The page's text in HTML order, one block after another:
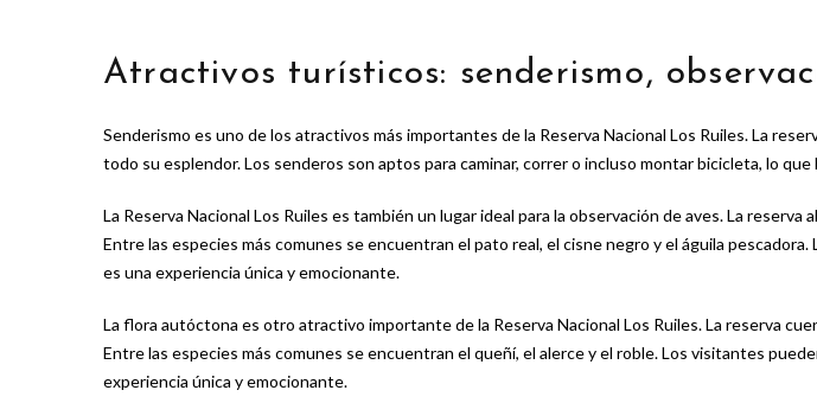
Atractivos turísticos: senderismo,
Senderismo es uno de los atractivos más importantes de la Reserva Nacional Los Ruiles. La
todo su esplendor. Los senderos son aptos para caminar, correr o incluso montar bicicleta, lo
La Reserva Nacional Los Ruiles es también un lugar ideal para la observación de aves. La
Entre las especies más comunes se encuentran el pato real, el cisne negro y el águila
es una experiencia única y emocionante.
La flora autóctona es otro atractivo importante de la Reserva Nacional Los Ruiles. La reserva
Entre las especies más comunes se encuentran el queñí, el alerce y el roble. Los visitantes
experiencia única y emocionante.